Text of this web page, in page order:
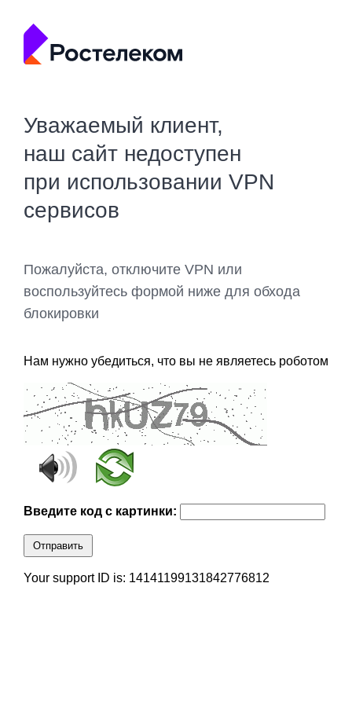
Уважаемый клиент,
наш сайт недоступен
при использовании VPN
сервисов
Пожалуйста, отключите VPN или
воспользуйтесь формой ниже для обхода
блокировки
Нам нужно убедиться, что вы не являетесь роботом
Введите код с картинки:
Отправить
Your support ID is: 14141199131842776812